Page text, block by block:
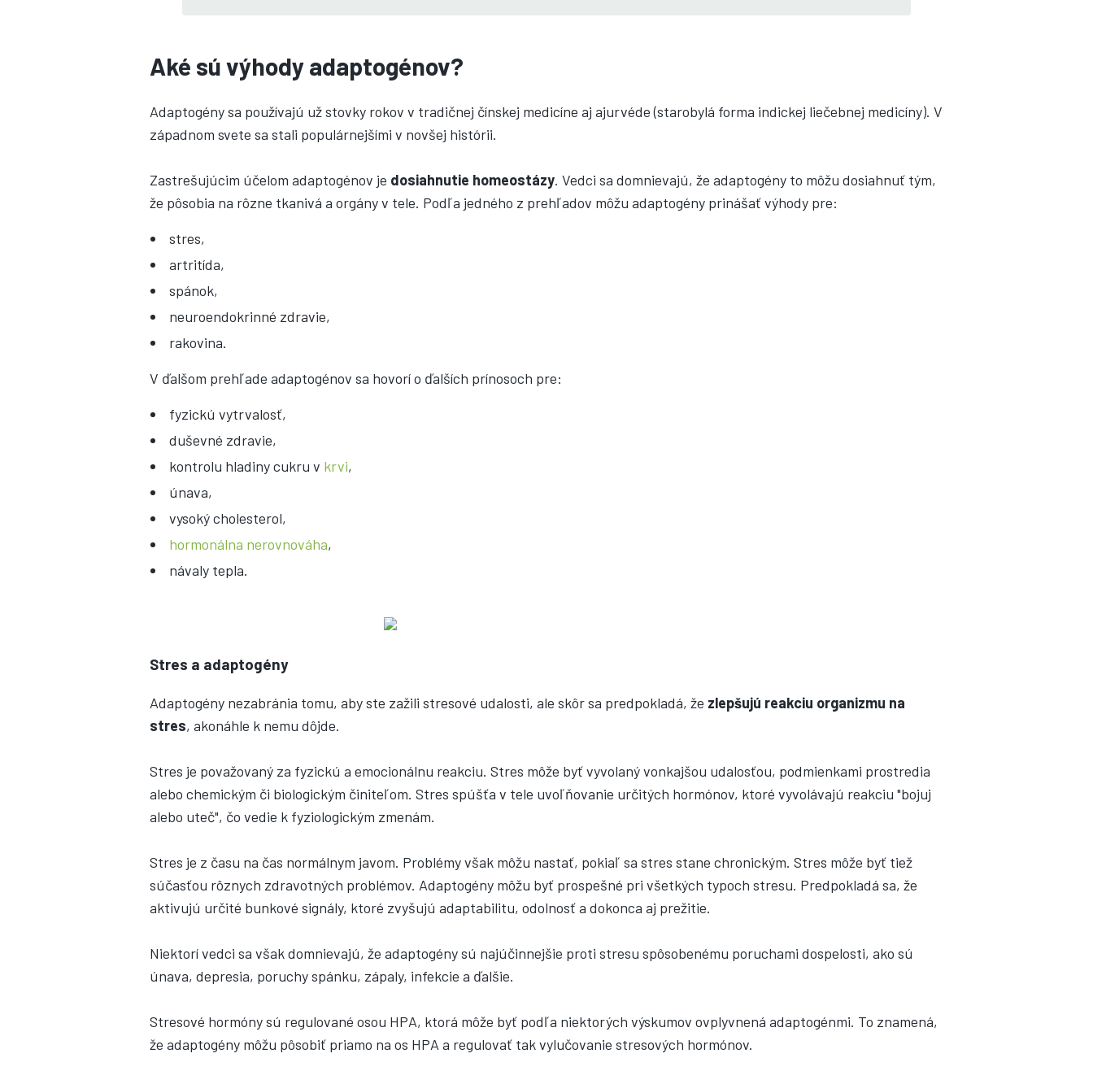
Aké sú výhody adaptogénov?
Adaptogény sa používajú už stovky rokov v tradičnej čínskej medicíne aj ajurvéde (starobylá forma indickej liečebnej medicíny). V
západnom svete sa stali populárnejšími v novšej histórii.
Zastrešujúcim účelom adaptogénov je dosiahnutie homeostázy. Vedci sa domnievajú, že adaptogény to môžu dosiahnuť tým,
že pôsobia na rôzne tkanivá a orgány v tele. Podľa jedného z prehľadov môžu adaptogény prinášať výhody pre:
stres,
artritída,
spánok,
neuroendokrinné zdravie,
rakovina.
V ďalšom prehľade adaptogénov sa hovorí o ďalších prínosoch pre:
fyzickú vytrvalosť,
duševné zdravie,
kontrolu hladiny cukru v krvi,
únava,
vysoký cholesterol,
hormonálna nerovnováha,
návaly tepla.
Stres a adaptogény
Adaptogény nezabránia tomu, aby ste zažili stresové udalosti, ale skôr sa predpokladá, že zlepšujú reakciu organizmu na
stres, akonáhle k nemu dôjde.
Stres je považovaný za fyzickú a emocionálnu reakciu. Stres môže byť vyvolaný vonkajšou udalosťou, podmienkami prostredia
alebo chemickým či biologickým činiteľom. Stres spúšťa v tele uvoľňovanie určitých hormónov, ktoré vyvolávajú reakciu "bojuj
alebo uteč", čo vedie k fyziologickým zmenám.
Stres je z času na čas normálnym javom. Problémy však môžu nastať, pokiaľ sa stres stane chronickým. Stres môže byť tiež
súčasťou rôznych zdravotných problémov. Adaptogény môžu byť prospešné pri všetkých typoch stresu. Predpokladá sa, že
aktivujú určité bunkové signály, ktoré zvyšujú adaptabilitu, odolnosť a dokonca aj prežitie.
Niektorí vedci sa však domnievajú, že adaptogény sú najúčinnejšie proti stresu spôsobenému poruchami dospelosti, ako sú
únava, depresia, poruchy spánku, zápaly, infekcie a ďalšie.
Stresové hormóny sú regulované osou HPA, ktorá môže byť podľa niektorých výskumov ovplyvnená adaptogénmi. To znamená,
že adaptogény môžu pôsobiť priamo na os HPA a regulovať tak vylučovanie stresových hormónov.